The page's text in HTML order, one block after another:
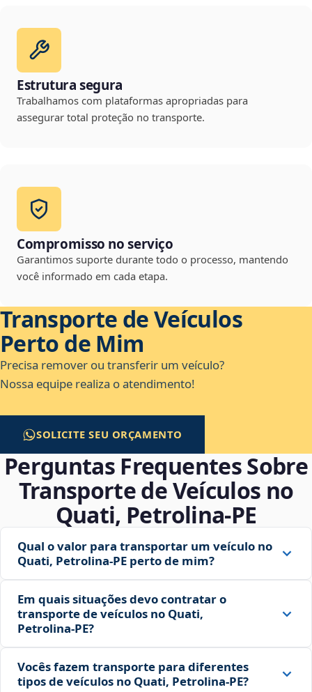
Estrutura segura
Trabalhamos com plataformas apropriadas para
assegurar total proteção no transporte.
Compromisso no serviço
Garantimos suporte durante todo o processo, mantendo
você informado em cada etapa.
Transporte de Veículos
Perto de Mim
Precisa remover ou transferir um veículo?
Nossa equipe realiza o atendimento!
SOLICITE SEU ORÇAMENTO
Perguntas Frequentes Sobre
Transporte de Veículos no
Quati, Petrolina‑PE
Qual o valor para transportar um veículo no
Quati, Petrolina‑PE perto de mim?
Em quais situações devo contratar o
transporte de veículos no Quati,
Petrolina‑PE?
Vocês fazem transporte para diferentes
tipos de veículos no Quati, Petrolina‑PE?